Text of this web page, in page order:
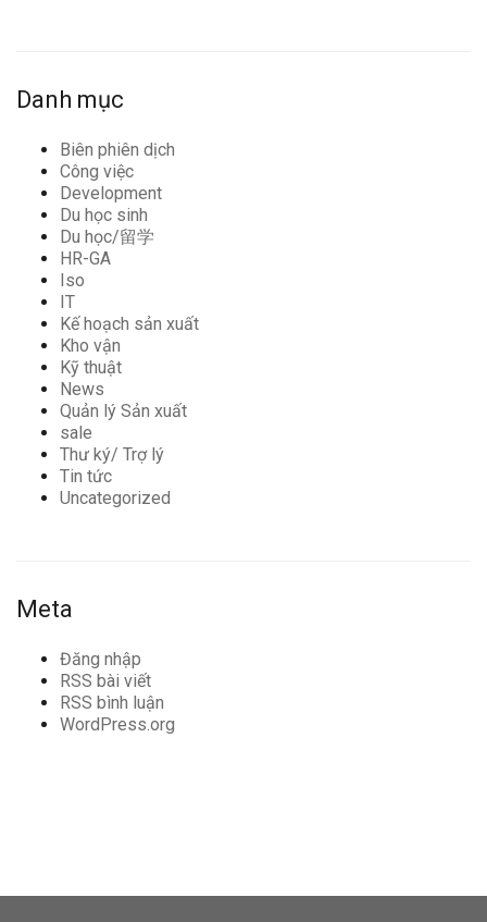
Danh mục
Biên phiên dịch
Công việc
Development
Du học sinh
Du học/留学
HR-GA
Iso
IT
Kế hoạch sản xuất
Kho vận
Kỹ thuật
News
Quản lý Sản xuất
sale
Thư ký/ Trợ lý
Tin tức
Uncategorized
Meta
Đăng nhập
RSS bài viết
RSS bình luận
WordPress.org